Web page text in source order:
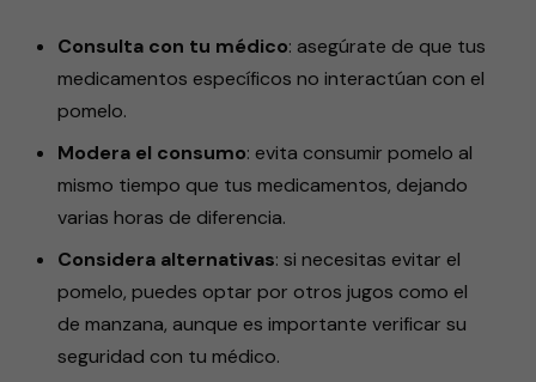
Consulta con tu médico: asegúrate de que tus
medicamentos específicos no interactúan con el
pomelo.
Modera el consumo: evita consumir pomelo al
mismo tiempo que tus medicamentos, dejando
varias horas de diferencia.
Considera alternativas: si necesitas evitar el
pomelo, puedes optar por otros jugos como el
de manzana, aunque es importante verificar su
seguridad con tu médico.